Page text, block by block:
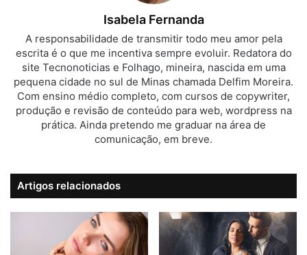
Isabela Fernanda
A responsabilidade de transmitir todo meu amor pela
escrita é o que me incentiva sempre evoluir. Redatora do
site Tecnonoticias e Folhago, mineira, nascida em uma
pequena cidade no sul de Minas chamada Delfim Moreira.
Com ensino médio completo, com cursos de copywriter,
produção e revisão de conteúdo para web, wordpress na
prática. Ainda pretendo me graduar na área de
comunicação, em breve.
Artigos relacionados